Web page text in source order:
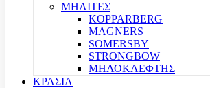
ΜΗΛΙΤΕΣ
KOPPARBERG
MAGNERS
SOMERSBY
STRONGBOW
ΜΗΛΟΚΛΕΦΤΗΣ
ΚΡΑΣΙΑ